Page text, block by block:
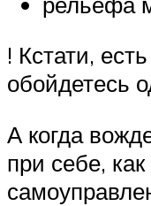
! Кстати,
обойдетесь
А когда
при себе,